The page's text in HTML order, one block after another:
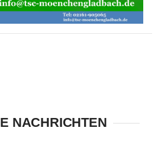
NACHRICHTEN